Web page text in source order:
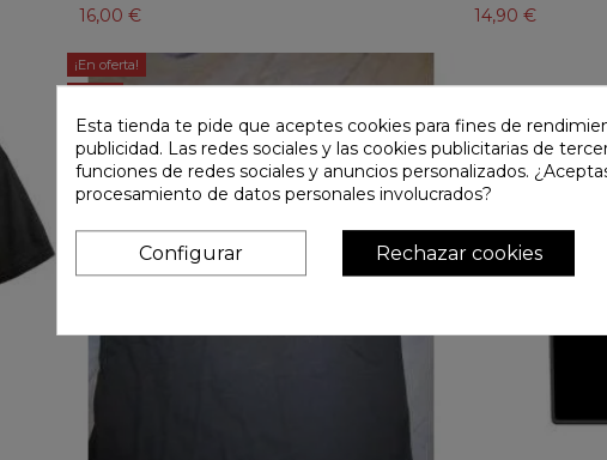
16,00 € 14,90 €
¡En oferta!
Esta tienda te pide que aceptes cookies para fines de
publicidad. Las redes sociales y las cookies publicitarias de
funciones de redes sociales y anuncios personalizados.
procesamiento de datos personales involucrados?
Rechazar cookies
Configurar